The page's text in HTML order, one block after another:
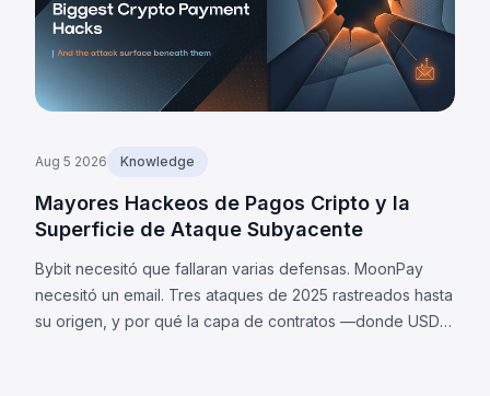
Aug 5 2026 Knowledge
Mayores Hackeos de Pagos Cripto y la
Superficie de Ataque Subyacente
Bybit necesitó que fallaran varias defensas. MoonPay
necesitó un email. Tres ataques de 2025 rastreados hasta
su origen, y por qué la capa de contratos —donde USDC